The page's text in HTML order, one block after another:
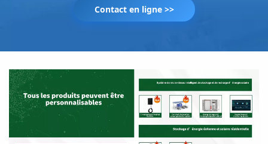
Contact en ligne >>